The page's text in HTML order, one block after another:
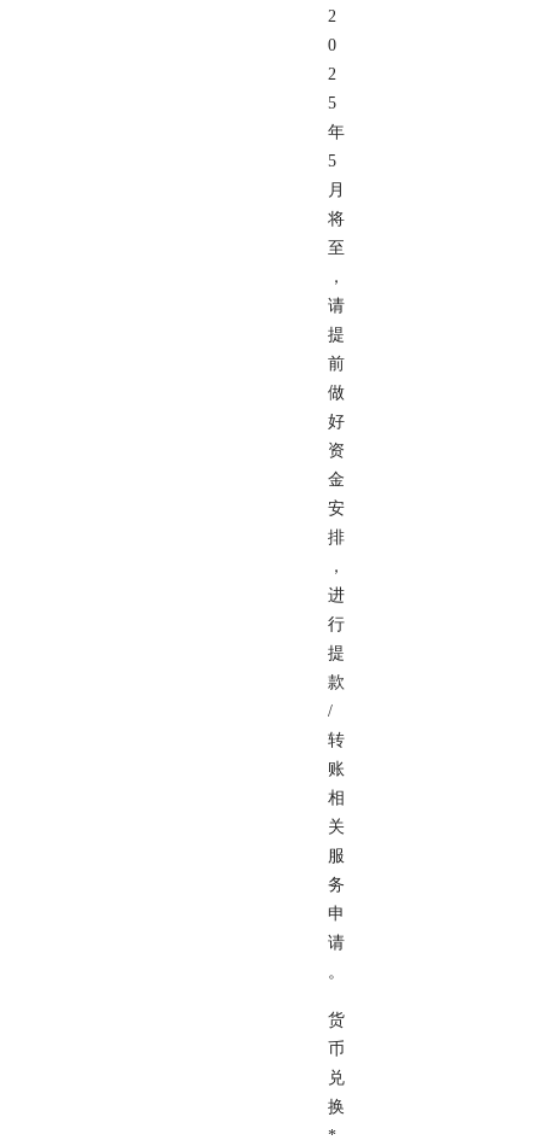
2
0
2
5
年
5
月
将
至
，
请
提
前
做
好
资
金
安
排
，
进
行
提
款
/
转
账
相
关
服
务
申
请
。
货
币
兑
换
*